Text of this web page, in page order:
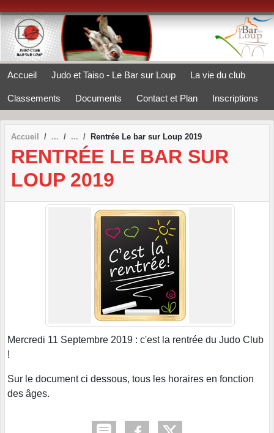
Accueil Judo et Taiso - Le Bar sur Loup La vie du club
Classements Documents Contact et Plan Inscriptions
Accueil Rentrée Le bar sur Loup 2019
RENTRÉE LE BAR SUR
LOUP 2019
Mercredi 11 Septembre 2019 : c'est la rentrée du Judo Club
!
Sur le document ci dessous, tous les horaires en fonction
des âges.